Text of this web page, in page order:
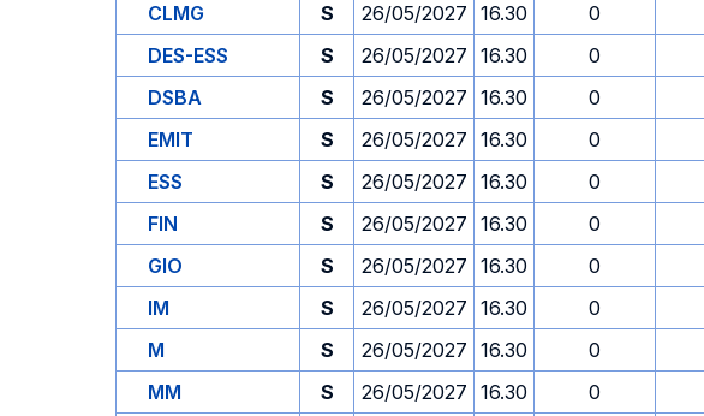
CLMG
S 26/05/2027 16.30 0
DES-ESS
S 26/05/2027 16.30 0
DSBA
S 26/05/2027 16.30 0
EMIT
S 26/05/2027 16.30 0
ESS
S 26/05/2027 16.30 0
FIN
S 26/05/2027 16.30 0
GIO
S 26/05/2027 16.30 0
IM
S 26/05/2027 16.30 0
M
S 26/05/2027 16.30 0
MM
S 26/05/2027 16.30 0